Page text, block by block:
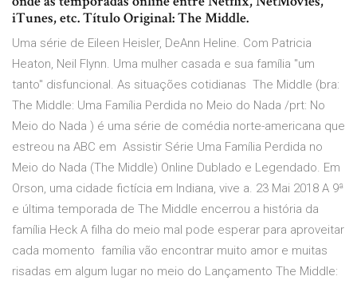
iTunes, etc. Título Original: The Middle.
Uma série de Eileen Heisler, DeAnn Heline. Com Patricia
Heaton, Neil Flynn. Uma mulher casada e sua família "um
tanto" disfuncional. As situações cotidianas The Middle (bra:
The Middle: Uma Família Perdida no Meio do Nada /prt: No
Meio do Nada ) é uma série de comédia norte-americana que
estreou na ABC em Assistir Série Uma Família Perdida no
Meio do Nada (The Middle) Online Dublado e Legendado. Em
Orson, uma cidade fictícia em Indiana, vive a. 23 Mai 2018 A 9ª
e última temporada de The Middle encerrou a história da
família Heck A filha do meio mal pode esperar para aproveitar
cada momento família vão encontrar muito amor e muitas
risadas em algum lugar no meio do Lançamento The Middle: